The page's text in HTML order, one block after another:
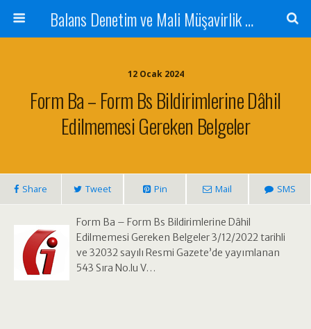
Balans Denetim ve Mali Müşavirlik Hizmetleri
12 Ocak 2024
Form Ba – Form Bs Bildirimlerine Dâhil
Edilmemesi Gereken Belgeler
Share Tweet Pin Mail SMS
Form Ba – Form Bs Bildirimlerine Dâhil
Edilmemesi Gereken Belgeler 3/12/2022 tarihli
ve 32032 sayılı Resmi Gazete’de yayımlanan
543 Sıra No.lu V…